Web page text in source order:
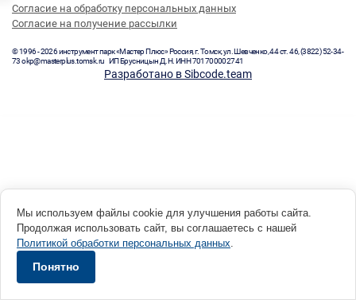
Согласие на обработку персональных данных
Согласие на получение рассылки
© 1996 - 2026 инструмент парк «Мастер Плюс» Россия, г. Томск, ул. Шевченко, 44 ст. 46, (3822) 52-34-
73 okp@masterplus.tomsk.ru ИП Брусницын Д.Н. ИНН 701700002741
Разработано в Sibcode.team
Мы используем файлы cookie для улучшения работы сайта.
Продолжая использовать сайт, вы соглашаетесь с нашей
Политикой обработки персональных данных.
Понятно